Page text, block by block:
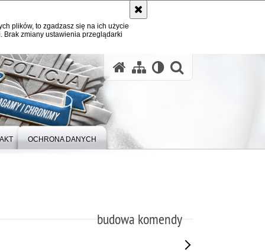
plików, to zgadzasz się na ich użycie
zmiany ustawienia przeglądarki
OCHRONA DANYCH
budowa komendy